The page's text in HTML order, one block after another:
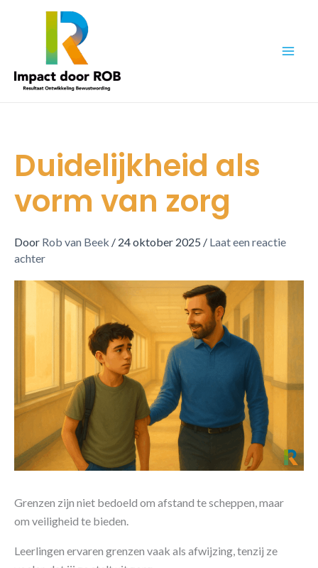
Duidelijkheid als
vorm van zorg
Door Rob van Beek / 24 oktober 2025 / Laat een reactie
achter
Grenzen zijn niet bedoeld om afstand te scheppen, maar
om veiligheid te bieden.
Leerlingen ervaren grenzen vaak als afwijzing, tenzij ze